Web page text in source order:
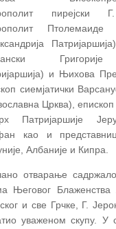
пирејски
и Њихова
сиемјатички
Црква), епископ
Патријаршије
као и
Албаније и Кипра.
отварање
Његовог Блаженства
и све Грчке, Г.
уваженом скупу. У